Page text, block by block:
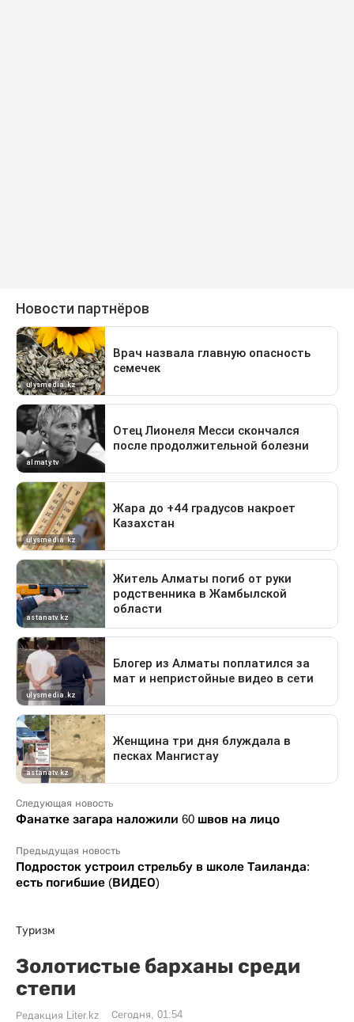
Следующая новость
Фанатке загара наложили 60 швов на лицо
Предыдущая новость
Подросток устроил стрельбу в школе Таиланда:
есть погибшие (ВИДЕО)
Туризм
Золотистые барханы среди
степи
Редакция Liter.kz Сегодня, 01:54